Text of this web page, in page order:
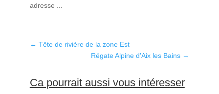
adresse ...
← Tête de rivière de la zone Est
Régate Alpine d'Aix les Bains →
Ca pourrait aussi vous intéresser